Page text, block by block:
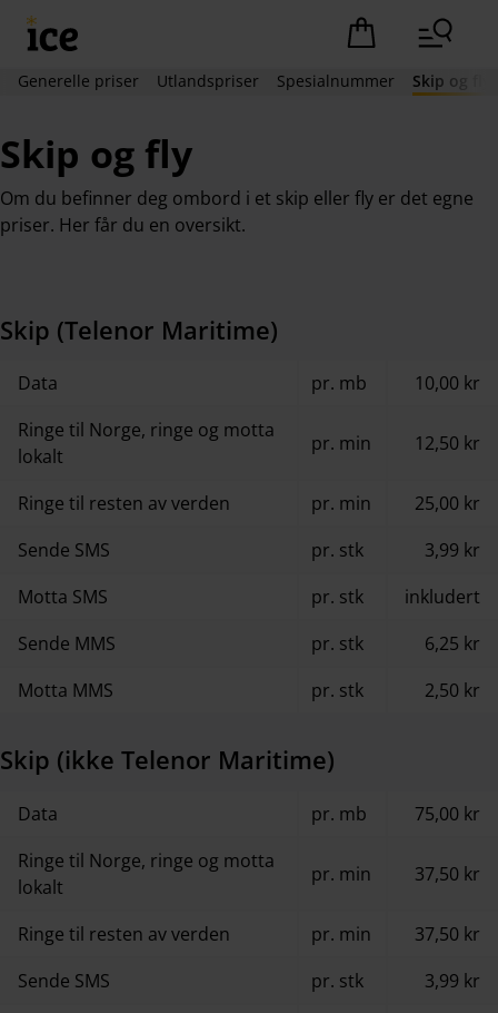
Hopp til hovedinnhold (Trykk Enter)
Det er ingen
Generelle priser Utlandspriser Spesialnummer Skip og fly
Skip og fly
Om du befinner deg ombord i et skip eller fly er det egne
priser. Her får du en oversikt.
Skip (Telenor Maritime)
Data pr. mb
10,00 kr
Ringe til Norge, ringe og motta
lokalt
pr. min 12,50 kr
Ringe til resten av verden pr. min
25,00 kr
Sende SMS
pr. stk
3,99 kr
Motta SMS
pr. stk
inkludert
Sende MMS
pr. stk
6,25 kr
Motta MMS
pr. stk 2,50 kr
Skip (ikke Telenor Maritime)
Data pr. mb
75,00 kr
Ringe til Norge, ringe og motta
lokalt
pr. min 37,50 kr
Ringe til resten av verden pr. min
37,50 kr
Sende SMS
pr. stk
3,99 kr